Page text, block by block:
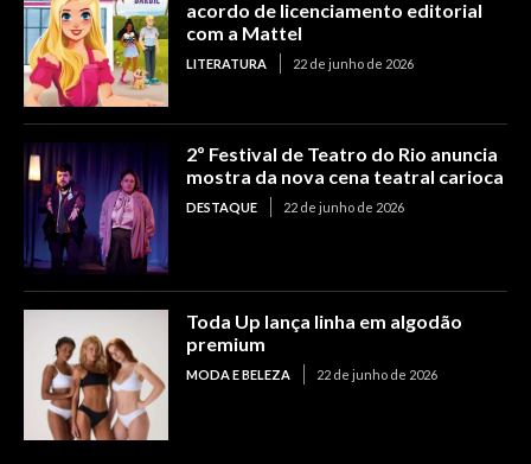
acordo de licenciamento editorial
com a Mattel
LITERATURA 22 de junho de 2026
2º Festival de Teatro do Rio anuncia
mostra da nova cena teatral carioca
DESTAQUE 22 de junho de 2026
Toda Up lança linha em algodão
premium
MODA E BELEZA 22 de junho de 2026